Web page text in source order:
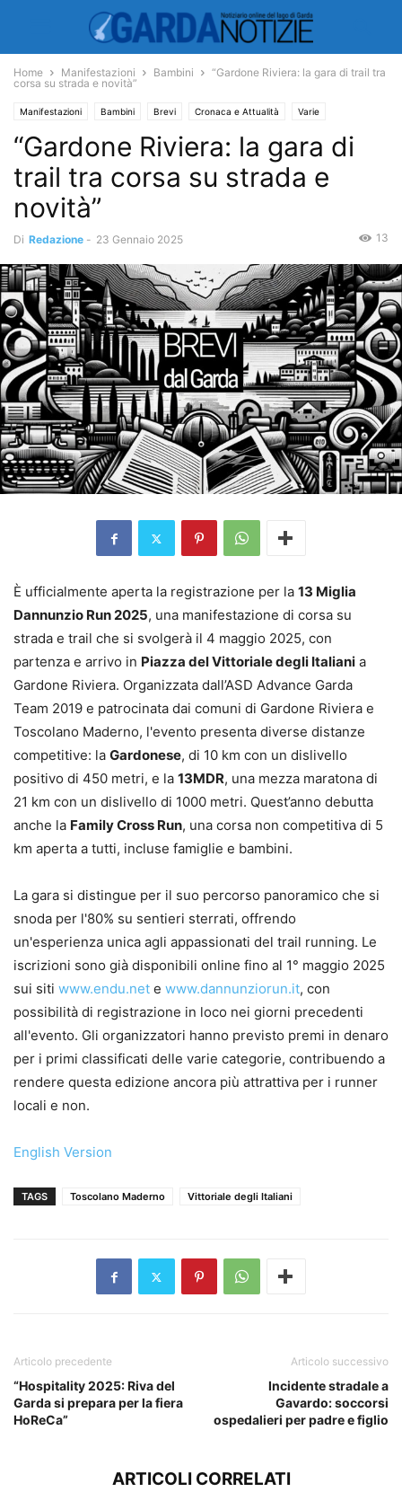
Home Manifestazioni Bambini
“Gardone Riviera: la gara di trail tra
corsa su strada e novità”
Manifestazioni Bambini Brevi Cronaca e Attualità Varie
“Gardone Riviera: la gara di
trail tra corsa su strada e
novità”
Di Redazione - 23 Gennaio 2025 13
È ufficialmente aperta la registrazione per la 13 Miglia
Dannunzio Run 2025, una manifestazione di corsa su
strada e trail che si svolgerà il 4 maggio 2025, con
partenza e arrivo in Piazza del Vittoriale degli Italiani a
Gardone Riviera. Organizzata dall’ASD Advance Garda
Team 2019 e patrocinata dai comuni di Gardone Riviera e
Toscolano Maderno, l'evento presenta diverse distanze
competitive: la Gardonese, di 10 km con un dislivello
positivo di 450 metri, e la 13MDR, una mezza maratona di
21 km con un dislivello di 1000 metri. Quest’anno debutta
anche la Family Cross Run, una corsa non competitiva di 5
km aperta a tutti, incluse famiglie e bambini.
La gara si distingue per il suo percorso panoramico che si
snoda per l'80% su sentieri sterrati, offrendo
un'esperienza unica agli appassionati del trail running. Le
iscrizioni sono già disponibili online fino al 1° maggio 2025
sui siti www.endu.net e www.dannunziorun.it, con
possibilità di registrazione in loco nei giorni precedenti
all'evento. Gli organizzatori hanno previsto premi in denaro
per i primi classificati delle varie categorie, contribuendo a
rendere questa edizione ancora più attrattiva per i runner
locali e non.
English Version
TAGS Toscolano Maderno Vittoriale degli Italiani
Articolo precedente
“Hospitality 2025: Riva del
Garda si prepara per la fiera
HoReCa”
Articolo successivo
Incidente stradale a
Gavardo: soccorsi
ospedalieri per padre e figlio
ARTICOLI CORRELATI